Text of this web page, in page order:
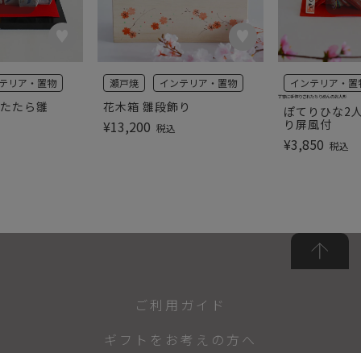
たら雛
リア・置物
花木箱 雛段飾り
瀬戸焼 インテリア・置物
¥13,200 税込
ぽてりひな2
り屏風付
インテリア・置
¥3,850 税込
丁寧に手作りされたちりめんのお人形
ご利用ガイド
ギフトをお考えの方へ